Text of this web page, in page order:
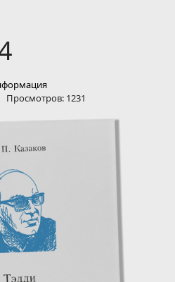
Просмотров: 1231